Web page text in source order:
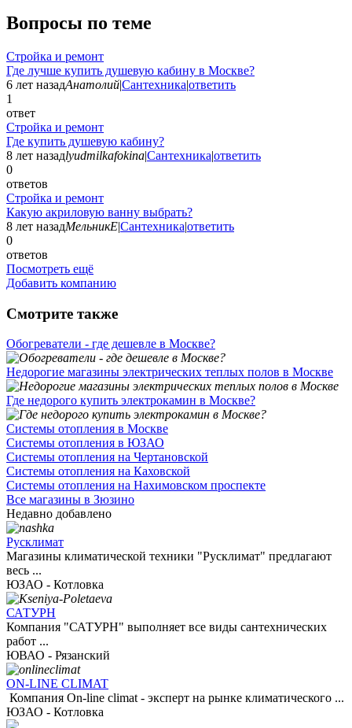
Вопросы по теме
Стройка и ремонт
Где лучше купить душевую кабину в Москве?
6 лет назадАнатолий|Сантехника|ответить
1
ответ
Стройка и ремонт
Где купить душевую кабину?
8 лет назадlyudmilkafokina|Сантехника|ответить
0
ответов
Стройка и ремонт
Какую акриловую ванну выбрать?
8 лет назадМельникЕ|Сантехника|ответить
0
ответов
Посмотреть ещё
Добавить компанию
Смотрите также
Обогреватели - где дешевле в Москве?
Недорогие магазины электрических теплых полов в Москве
Где недорого купить электрокамин в Москве?
Системы отопления в Москве
Системы отопления в ЮЗАО
Системы отопления на Чертановской
Системы отопления на Каховской
Системы отопления на Нахимовском проспекте
Все магазины в Зюзино
Недавно добавлено
Русклимат
Магазины климатической техники "Русклимат" предлагают
весь ...
ЮЗАО - Котловка
САТУРН
Компания "САТУРН" выполняет все виды сантехнических
работ ...
ЮВАО - Рязанский
ON-LINE CLIMAT
Компания On-line climat - эксперт на рынке климатического ...
ЮЗАО - Котловка